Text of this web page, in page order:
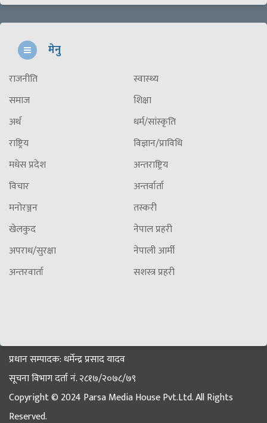
मेनु
राजनीति
समाज
अर्थ
राष्ट्रिय
मधेस प्रदेश
विचार
मनोरञ्जन
खेलकुद
अपराध/सुरक्षा
अन्तरवार्ता
स्वास्थ्य
शिक्षा
धर्म/सांस्कृति
विज्ञान/प्राविधि
अन्तराष्ट्रिय
अन्तर्वार्ता
तस्करी
नेपाल प्रहरी
नेपाली आर्मी
सशस्त्र प्रहरी
प्रधान सम्पादक: धर्मेन्द्र प्रसाद यादव
सूचना विभाग दर्ता नं. २८१७/२०७८/७९
Copyright © 2024 Parsa Media House Pvt.Ltd. All Rights
Reserved.